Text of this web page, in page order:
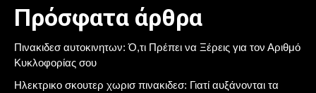
Πρόσφατα άρθρα
Πινακιδεσ αυτοκινητων: Ό,τι Πρέπει να Ξέρεις για τον Αριθμό
Κυκλοφορίας σου
Ηλεκτρικο σκουτερ χωρισ πινακιδεσ: Γιατί αυξάνονται τα